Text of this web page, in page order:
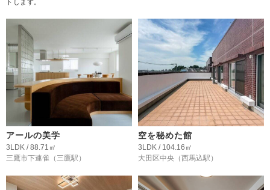
トします。
アールの美学
3LDK / 88.71㎡
三鷹市下連雀 （三鷹駅）
空を秘めた館
3LDK / 104.16㎡
大田区中央 （西馬込駅）